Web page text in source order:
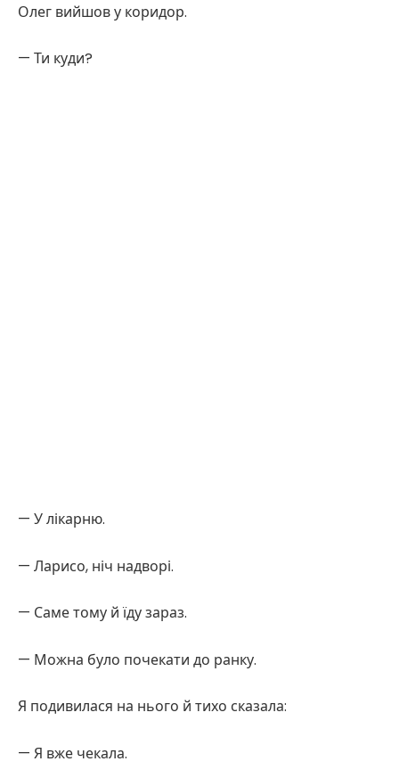
Олег вийшов у коридор.
— Ти куди?
— У лікарню.
— Ларисо, ніч надворі.
— Саме тому й їду зараз.
— Можна було почекати до ранку.
Я подивилася на нього й тихо сказала:
— Я вже чекала.